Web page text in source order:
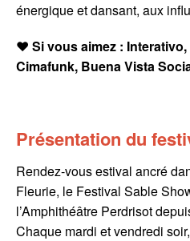
énergique et dansant, aux
❤️ Si vous aimez : Interativo,
Cimafunk, Buena Vista
Présentation du
Rendez-vous estival ancré
Fleurie, le Festival Sable
l’Amphithéâtre Perdrisot
Chaque mardi et vendredi